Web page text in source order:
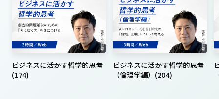
ビジネスに活かす哲学的思考
(174)
ビジネスに活かす哲学的思考
（倫理学編）(204)